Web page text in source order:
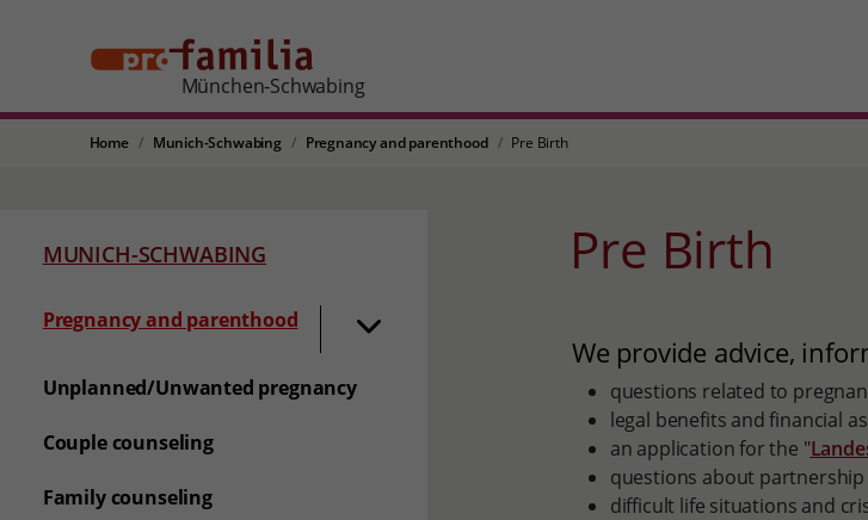
München-Schwabing
Home Munich-Schwabing Pregnancy and parenthood Pre Birth
MUNICH-SCHWABING
Pregnancy and parenthood
Unplanned/Unwanted pregnancy
Couple counseling
Family counseling
Pre Birth
We provide advice,
questions related to
legal benefits and financial
an application for the "
questions about
difficult life situations and